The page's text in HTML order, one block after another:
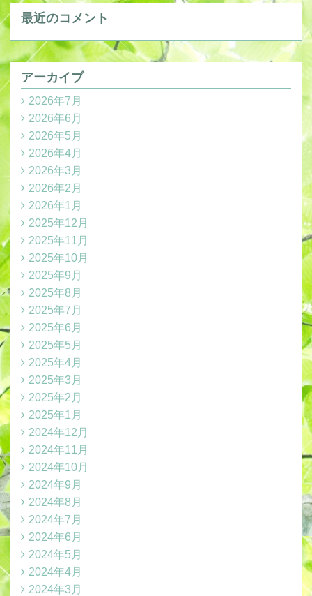
最近のコメント
アーカイブ
2026年7月
2026年6月
2026年5月
2026年4月
2026年3月
2026年2月
2026年1月
2025年12月
2025年11月
2025年10月
2025年9月
2025年8月
2025年7月
2025年6月
2025年5月
2025年4月
2025年3月
2025年2月
2025年1月
2024年12月
2024年11月
2024年10月
2024年9月
2024年8月
2024年7月
2024年6月
2024年5月
2024年4月
2024年3月